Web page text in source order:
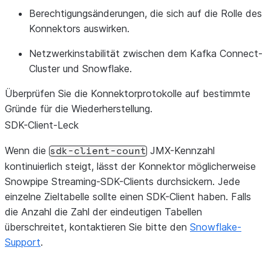
Berechtigungsänderungen, die sich auf die Rolle des
Konnektors auswirken.
Netzwerkinstabilität zwischen dem Kafka Connect-
Cluster und Snowflake.
Überprüfen Sie die Konnektorprotokolle auf bestimmte
Gründe für die Wiederherstellung.
SDK-Client-Leck
Wenn die sdk-client-count JMX-Kennzahl
kontinuierlich steigt, lässt der Konnektor möglicherweise
Snowpipe Streaming-SDK-Clients durchsickern. Jede
einzelne Zieltabelle sollte einen SDK-Client haben. Falls
die Anzahl die Zahl der eindeutigen Tabellen
überschreitet, kontaktieren Sie bitte den Snowflake-
Support.